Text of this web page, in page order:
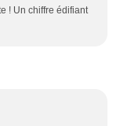
! Un chiffre édifiant